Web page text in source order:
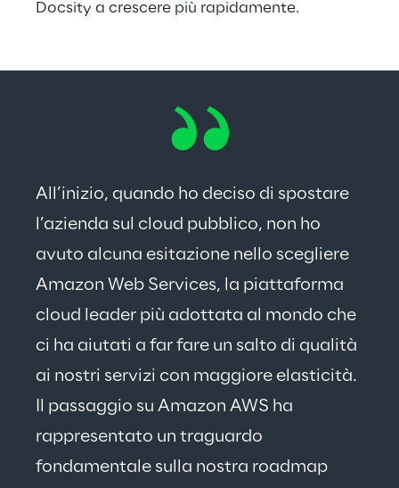
Docsity a crescere più rapidamente.
All’inizio, quando ho deciso di spostare
l’azienda sul cloud pubblico, non ho
avuto alcuna esitazione nello scegliere
Amazon Web Services, la piattaforma
cloud leader più adottata al mondo che
ci ha aiutati a far fare un salto di qualità
ai nostri servizi con maggiore elasticità.
Il passaggio su Amazon AWS ha
rappresentato un traguardo
fondamentale sulla nostra roadmap